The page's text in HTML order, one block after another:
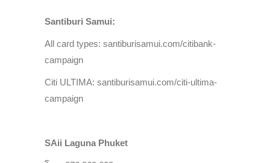
Santiburi Samui:
All card types: santiburisamui.com/citibank-
campaign
Citi ULTIMA: santiburisamui.com/citi-ultima-
campaign
SAii Laguna Phuket